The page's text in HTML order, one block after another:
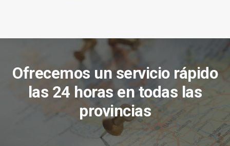
Ofrecemos un servicio rápido
las 24 horas en todas las
provincias